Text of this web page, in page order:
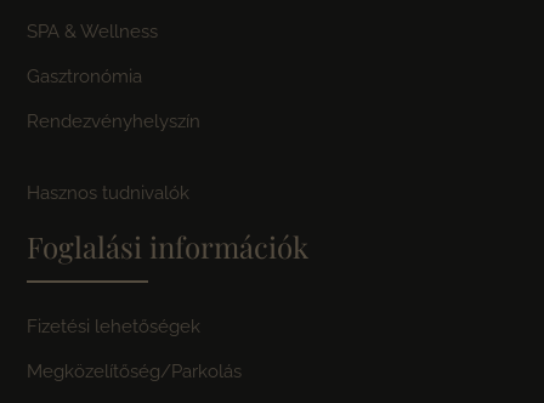
SPA & Wellness
Gasztronómia
Rendezvényhelyszín
Hasznos tudnivalók
Foglalási információk
Fizetési lehetőségek
Megközelítőség/Parkolás